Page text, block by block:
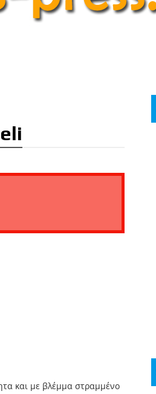
και με βλέμμα στραμμένο